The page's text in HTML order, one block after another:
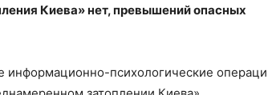
Киева» нет, превышений опасных
информационно-психологические